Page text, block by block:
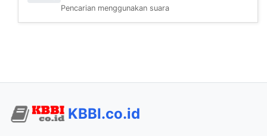
Pencarian menggunakan suara
KBBI.co.id